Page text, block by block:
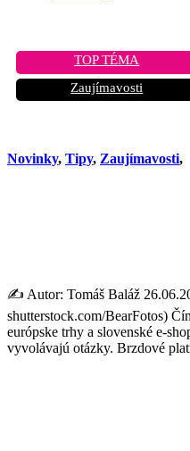
TOP TÉMA
Zaujímavosti
Novinky, Tipy, Zaujímavosti,
✍️ Autor: Tomáš Baláž
shutterstock.com/BearFotos)
európske trhy a slovenské e-
vyvolávajú otázky. Brzdové